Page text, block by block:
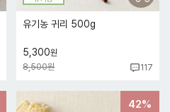
유기농 귀리 500g
5,300원
8,500원
117
42%